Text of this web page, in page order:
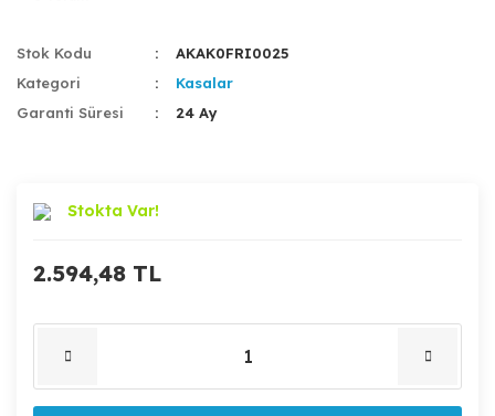
Stok Kodu
AKAK0FRI0025
Kategori
Kasalar
Garanti Süresi
24 Ay
Stokta Var!
2.594,48 TL